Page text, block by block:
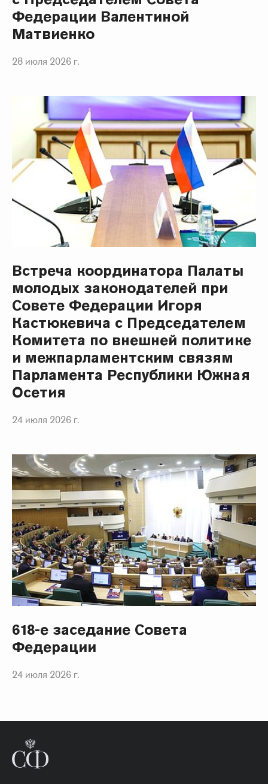
Федерации Валентиной
Матвиенко
28 июля 2026 г.
Встреча координатора Палаты
молодых законодателей при
Совете Федерации Игоря
Кастюкевича с Председателем
Комитета по внешней политике
и межпарламентским связям
Парламента Республики Южная
Осетия
24 июля 2026 г.
618-е заседание Совета
Федерации
24 июля 2026 г.